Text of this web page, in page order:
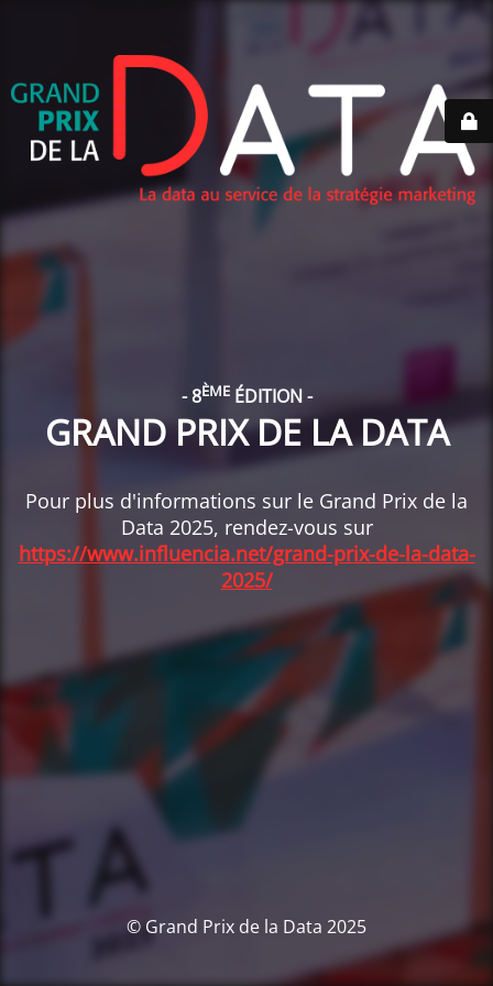
- 8ÈMEÉDITION -
GRAND PRIX DE LA DATA
Pour plus d'informations sur le Grand Prix de la
Data 2025, rendez-vous sur
https://www.influencia.net/grand-prix-de-la-data-
2025/
© Grand Prix de la Data 2025